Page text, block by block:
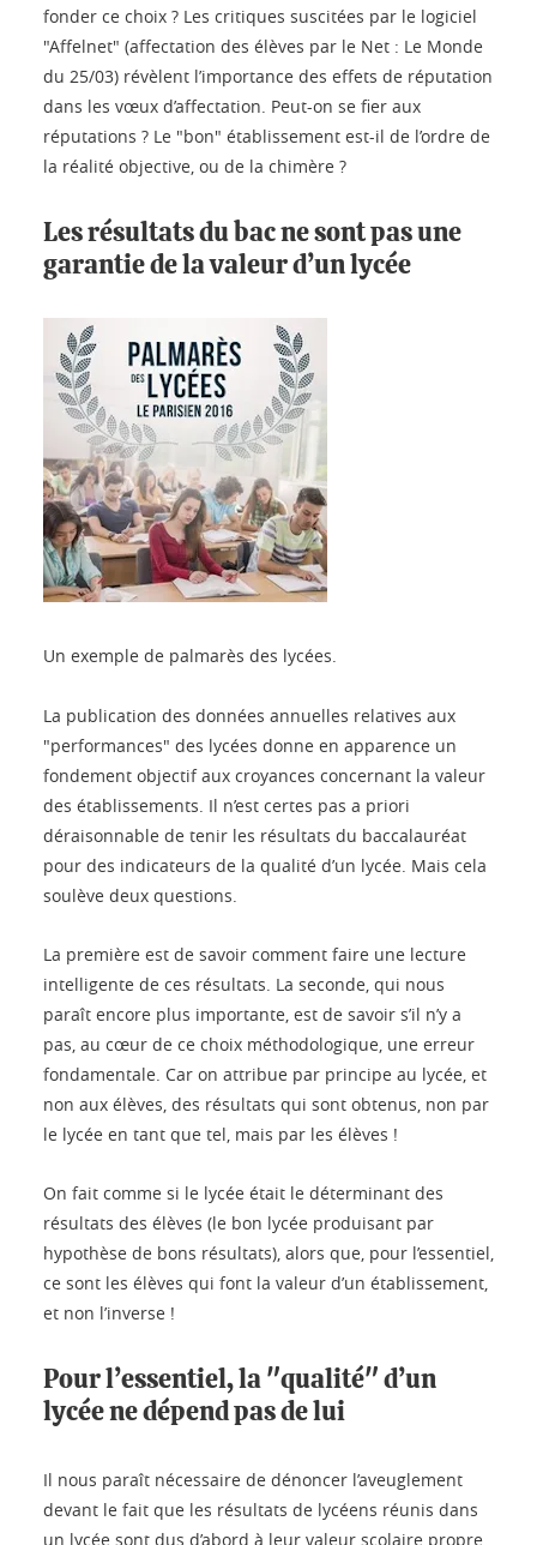
fonder ce choix ? Les critiques suscitées par le logiciel
"Affelnet" (affectation des élèves par le Net : Le Monde
du 25/03) révèlent l’importance des effets de réputation
dans les vœux d’affectation. Peut-on se fier aux
réputations ? Le "bon" établissement est-il de l’ordre de
la réalité objective, ou de la chimère ?
Les résultats du bac ne sont pas une
garantie de la valeur d’un lycée
Un exemple de palmarès des lycées.
La publication des données annuelles relatives aux
"performances" des lycées donne en apparence un
fondement objectif aux croyances concernant la valeur
des établissements. Il n’est certes pas a priori
déraisonnable de tenir les résultats du baccalauréat
pour des indicateurs de la qualité d’un lycée. Mais cela
soulève deux questions.
La première est de savoir comment faire une lecture
intelligente de ces résultats. La seconde, qui nous
paraît encore plus importante, est de savoir s’il n’y a
pas, au cœur de ce choix méthodologique, une erreur
fondamentale. Car on attribue par principe au lycée, et
non aux élèves, des résultats qui sont obtenus, non par
le lycée en tant que tel, mais par les élèves !
On fait comme si le lycée était le déterminant des
résultats des élèves (le bon lycée produisant par
hypothèse de bons résultats), alors que, pour l’essentiel,
ce sont les élèves qui font la valeur d’un établissement,
et non l’inverse !
Pour l’essentiel, la "qualité" d’un
lycée ne dépend pas de lui
Il nous paraît nécessaire de dénoncer l’aveuglement
devant le fait que les résultats de lycéens réunis dans
un lycée sont dus d’abord à leur valeur scolaire propre,